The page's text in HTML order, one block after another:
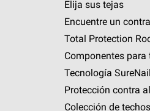
Elija sus tejas
Encuentre un
Total Protection
Componentes para
Tecnología
Protección contra
Colección de